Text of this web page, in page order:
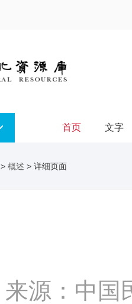
首页 文字
> 概述 > 详细页面
来源：中国